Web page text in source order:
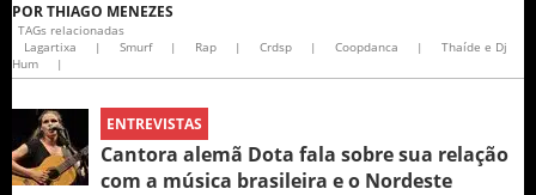
PORTHIAGO MENEZES
TAGs relacionadas
Lagartixa
| Smurf | Rap | Crdsp | Coopdanca |
Thaíde e Dj
Hum
|
ENTREVISTAS
Cantora alemã Dota fala sobre sua relação
com a música brasileira e o Nordeste